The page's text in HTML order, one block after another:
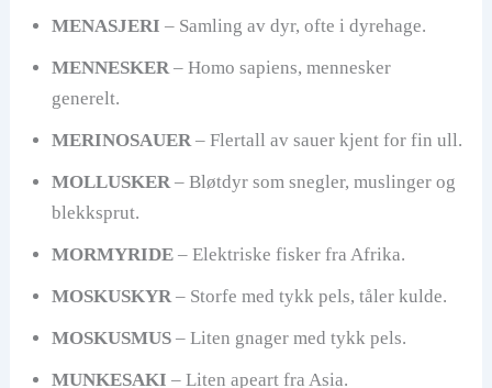
MENASJERI – Samling av dyr, ofte i dyrehage.
MENNESKER– Homo sapiens, mennesker
generelt.
MERINOSAUER– Flertall av sauer kjent for fin ull.
MOLLUSKER– Bløtdyr som snegler, muslinger og
blekksprut.
MORMYRIDE– Elektriske fisker fra Afrika.
MOSKUSKYR– Storfe med tykk pels, tåler kulde.
MOSKUSMUS– Liten gnager med tykk pels.
MUNKESAKI – Liten apeart fra Asia.